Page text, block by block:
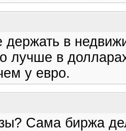
держать в
лучше в
у евро.
Сама биржа